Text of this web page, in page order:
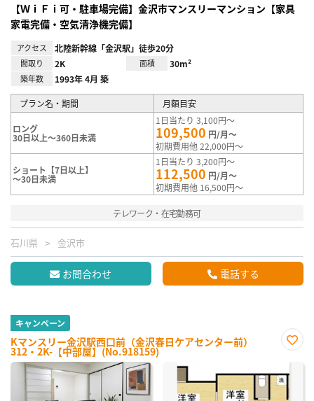
【ＷｉＦｉ可・駐車場完備】金沢市マンスリーマンション【家具
家電完備・空気清浄機完備】
アクセス 北陸新幹線「金沢駅」徒歩20分
間取り 2K 面積 30m²
築年数 1993年 4月 築
プラン名・期間 月額目安
ロング
30日以上～360日未満
1日当たり 3,100円～
109,500 円/月～
初期費用他 22,000円～
ショート【7日以上】
～30日未満
1日当たり 3,200円～
112,500 円/月～
初期費用他 16,500円～
テレワーク・在宅勤務可
石川県 金沢市
お問合わせ 電話する
キャンペーン
Kマンスリー金沢駅西口前（金沢春日ケアセンター前）
312・2K-【中部屋】(No.918159)
に入
り登
録